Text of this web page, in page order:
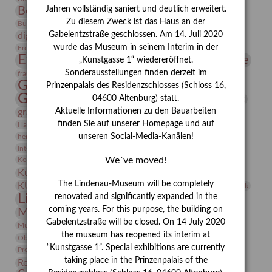
Bernhard August von Lindenau Bibliothek
Burg Posterstein Conrad Felixmüller Depot Der Blaue Reiter
digitallabor Entartete Kunst
Enteignung
Erdmann Julius Dietrich
Erlebnisportal estrusker Exlibris
Expressionismus Festrede Florenz Fotografie
frauen Frauen in der Antike und heute
Gerhard-Altenbourg-Preis
Gerhard Altenbourg
Gerhard Kurt Müller
grafische sammlung griechische Mythologie
Hanns-Conon von der Gabelentz Heinrich Kirchhoff Heldinnen
herman de vries Humboldt
Insekten
Integriertes Schädlingsmanagement
Kolosseum
Kooperationsausstellung Korkmodelle
Kunstmuseum
KUNSTWAND Kurs Künstler Künstlerin Lehmbruck
Lindenau-Museum Marstall Messeakademie
Museumsgeschichte Museumsnacht
Museumspädagogik Mäzen Napoleon Natur
Neue Remise
Objekt im Fokus
Paul Klee Peter Schnürpel Phelloplastik
Provenienz
Provenienzforschung
Restaurierung Restitution Rudi Lesser Ruth Wolf-Rehfeld
Jahren vollständig saniert und deutlich erweitert.
Zu diesem Zweck ist das Haus an der
Gabelentzstraße geschlossen. Am 14. Juli 2020
wurde das Museum in seinem Interim in der
„Kunstgasse 1“ wiedereröffnet.
Sonderausstellungen finden derzeit im
Prinzenpalais des Residenzschlosses (Schloss 16,
04600 Altenburg) statt.
Aktuelle Informationen zu den Bauarbeiten
finden Sie auf unserer Homepage und auf
unseren Social-Media-Kanälen!
We´ve moved!
The Lindenau-Museum will be completely
renovated and significantly expanded in the
coming years. For this purpose, the building on
Gabelentzstraße will be closed. On 14 July 2020
the museum has reopened its interim at
“Kunstgasse 1”. Special exhibitions are currently
taking place in the Prinzenpalais of the